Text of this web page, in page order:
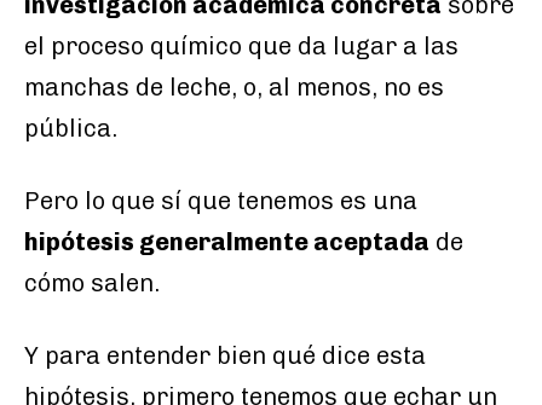
el proceso químico que da lugar a las
manchas de leche, o, al menos, no es
pública.
Pero lo que sí que tenemos es una
hipótesis generalmente aceptada de
cómo salen.
Y para entender bien qué dice esta
hipótesis, primero tenemos que echar un